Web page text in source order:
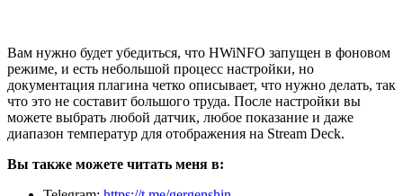
Вам нужно будет убедиться, что HWiNFO запущен в фоновом
режиме, и есть небольшой процесс настройки, но
документация плагина четко описывает, что нужно делать, так
что это не составит большого труда. После настройки вы
можете выбрать любой датчик, любое показание и даже
диапазон температур для отображения на Stream Deck.
Вы также можете читать меня в: